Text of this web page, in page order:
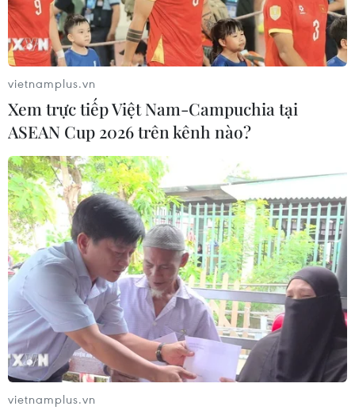
(Vietnam+)
#Hiệp định Paris #Biến đổi khí hậu
#Cắt giảm khí thải
#Tổng thống Donald Trump
#Tin bán
#Tin nóng
#Tin mới
#Tin thời sự
#Thời sự trong ngày
#Thời sự hôm nay
vietnamplus.vn
Xem trực tiếp Việt Nam-Campuchia tại
ASEAN Cup 2026 trên kênh nào?
vietnamplus.vn